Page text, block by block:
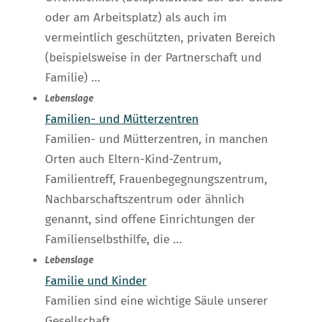
oder am Arbeitsplatz) als auch im
vermeintlich geschützten, privaten Bereich
(beispielsweise in der Partnerschaft und
Familie) …
Lebenslage
Familien- und Mütterzentren
Familien- und Mütterzentren, in manchen
Orten auch Eltern-Kind-Zentrum,
Familientreff, Frauenbegegnungszentrum,
Nachbarschaftszentrum oder ähnlich
genannt, sind offene Einrichtungen der
Familienselbsthilfe, die …
Lebenslage
Familie und Kinder
Familien sind eine wichtige Säule unserer